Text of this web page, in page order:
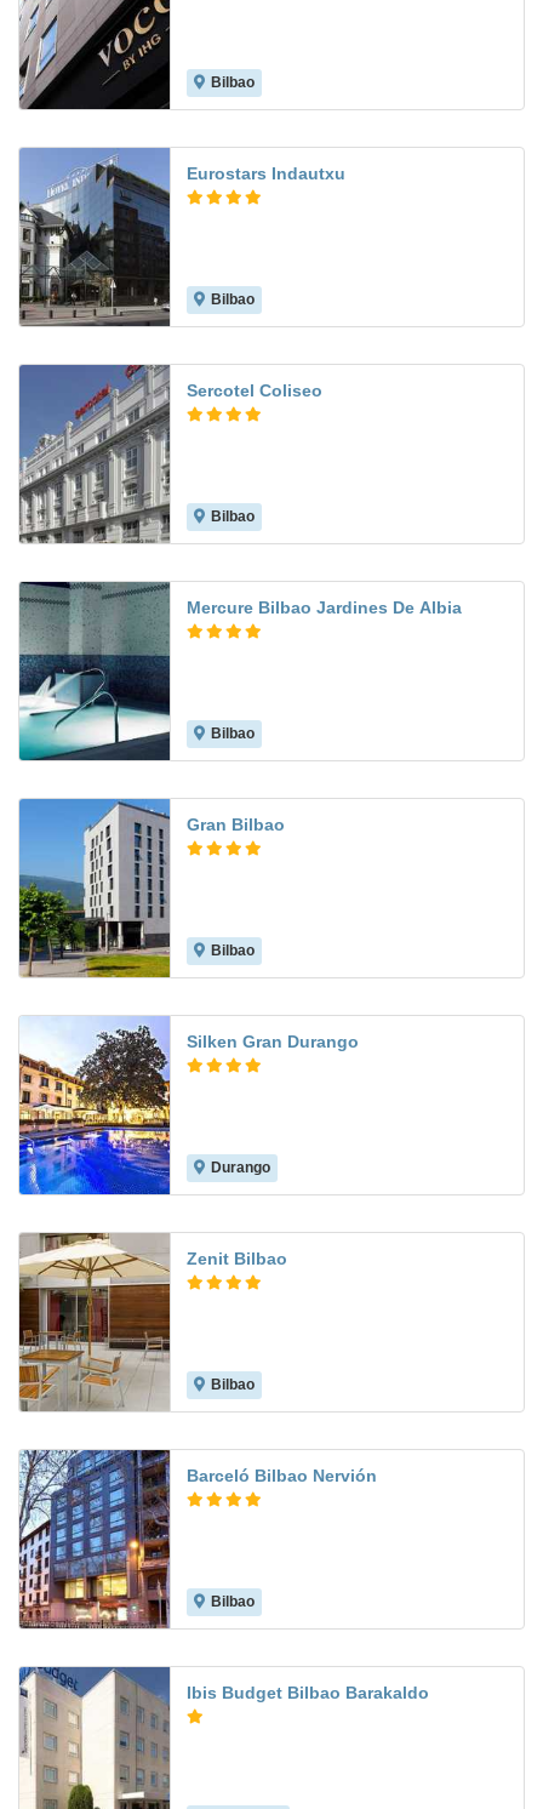
Bilbao
Eurostars Indautxu
Bilbao
Sercotel Coliseo
Bilbao
Mercure Bilbao Jardines De Albia
Bilbao
Gran Bilbao
Bilbao
Silken Gran Durango
Durango
Zenit Bilbao
Bilbao
Barceló Bilbao Nervión
Bilbao
Ibis Budget Bilbao Barakaldo